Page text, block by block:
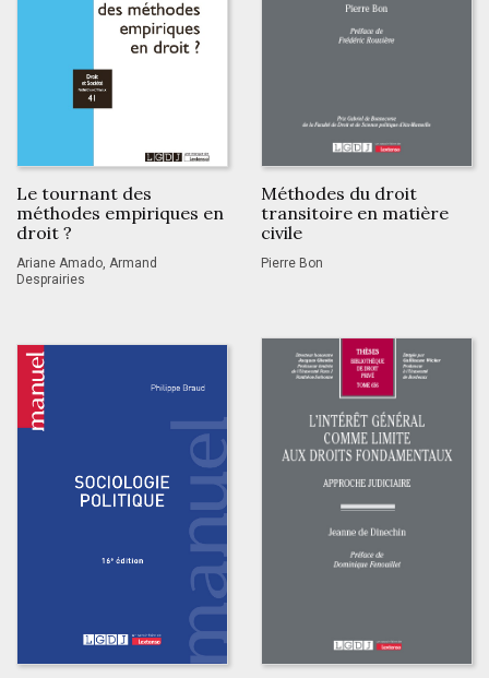
Le tournant des
méthodes empiriques en
droit ?
Ariane Amado, Armand
Desprairies
Méthodes du droit
transitoire en matière
civile
Pierre Bon